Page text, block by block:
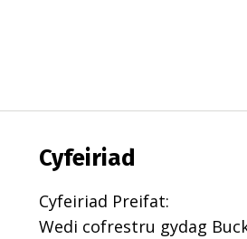
Cyfeiriad
Cyfeiriad Preifat:
Wedi cofrestru gydag